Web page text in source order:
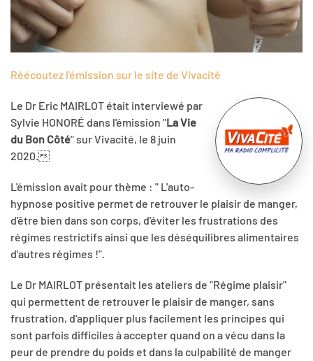
Réécoutez l'émission sur le site de Vivacité
Le Dr Eric MAIRLOT était interviewé par
Sylvie HONORÉ dans l'émission "La Vie
du Bon Côté" sur Vivacité, le 8 juin
2020.
L'émission avait pour thème : " L'auto-
hypnose positive permet de retrouver le plaisir de manger,
d'être bien dans son corps, d'éviter les frustrations des
régimes restrictifs ainsi que les déséquilibres alimentaires
d'autres régimes !".
Le Dr MAIRLOT présentait les ateliers de "Régime plaisir"
qui permettent de retrouver le plaisir de manger, sans
frustration, d'appliquer plus facilement les principes qui
sont parfois difficiles à accepter quand on a vécu dans la
peur de prendre du poids et dans la culpabilité de manger